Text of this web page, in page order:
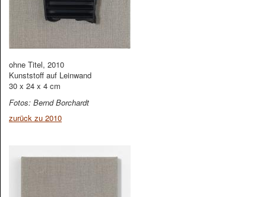
ohne Titel, 2010
Kunststoff auf Leinwand
30 x 24 x 4 cm
Fotos: Bernd Borchardt
zurück zu 2010